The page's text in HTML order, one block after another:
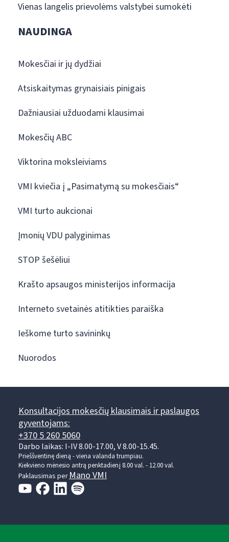
Vienas langelis prievolėms valstybei sumokėti
NAUDINGA
Mokesčiai ir jų dydžiai
Atsiskaitymas grynaisiais pinigais
Dažniausiai užduodami klausimai
Mokesčių ABC
Viktorina moksleiviams
VMI kviečia į „Pasimatymą su mokesčiais“
VMI turto aukcionai
Įmonių VDU palyginimas
STOP šešėliui
Krašto apsaugos ministerijos informacija
Interneto svetainės atitikties paraiška
Ieškome turto savininkų
Nuorodos
Konsultacijos mokesčių klausimais ir paslaugos
gyventojams:
+370 5 260 5060
Darbo laikas: I-IV 8.00-17.00, V 8.00-15.45.
Prieššventinę dieną - viena valanda trumpiau.
Kiekvieno mėnesio antrą penktadienį 8.00 val. - 12.00 val.
Paklausimas perMano VMI